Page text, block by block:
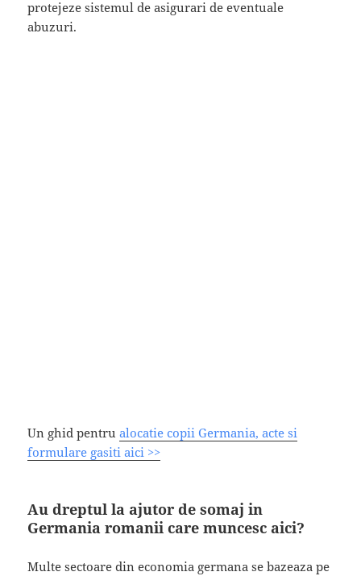
protejeze sistemul de asigurari de eventuale
abuzuri.
Un ghid pentrualocatie copii Germania, acte si
formulare gasiti aici >>
Au dreptul la ajutor de somaj in
Germania romanii care muncesc aici?
Multe sectoare din economia germana se bazeaza pe